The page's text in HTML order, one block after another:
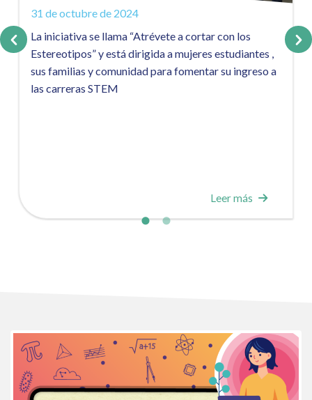
31 de octubre de 2024
La iniciativa se llama “Atrévete a cortar con los
Estereotipos” y está dirigida a mujeres estudiantes ,
sus familias y comunidad para fomentar su ingreso a
las carreras STEM
Leer más